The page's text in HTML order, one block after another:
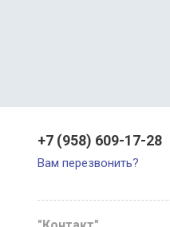
+7 (958) 609-17-28
Вам перезвонить?